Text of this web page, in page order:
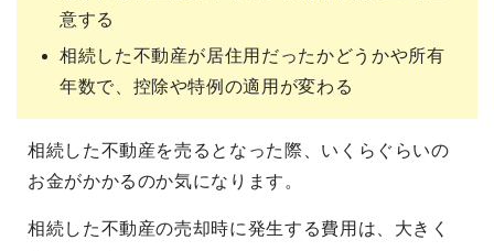
意する
相続した不動産が居住用だったかどうかや所有
年数で、控除や特例の適用が変わる
相続した不動産を売るとなった際、いくらぐらいの
お金がかかるのか気になります。
相続した不動産の売却時に発生する費用は、大きく